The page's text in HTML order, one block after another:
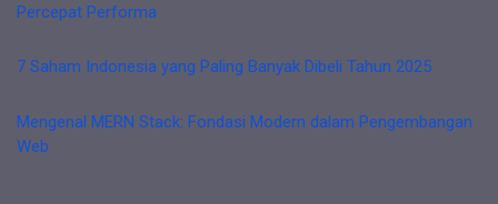
Percepat Performa
7 Saham Indonesia yang Paling Banyak Dibeli Tahun 2025
Mengenal MERN Stack: Fondasi Modern dalam Pengembangan
Web